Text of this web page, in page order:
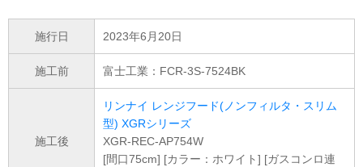
施行日 2023年6月20日
施工前 富士工業：FCR-3S-7524BK
施工後
リンナイ レンジフード(ノンフィルタ・スリム
型) XGRシリーズ
XGR-REC-AP754W
[間口75cm] [カラー：ホワイト] [ガスコンロ連